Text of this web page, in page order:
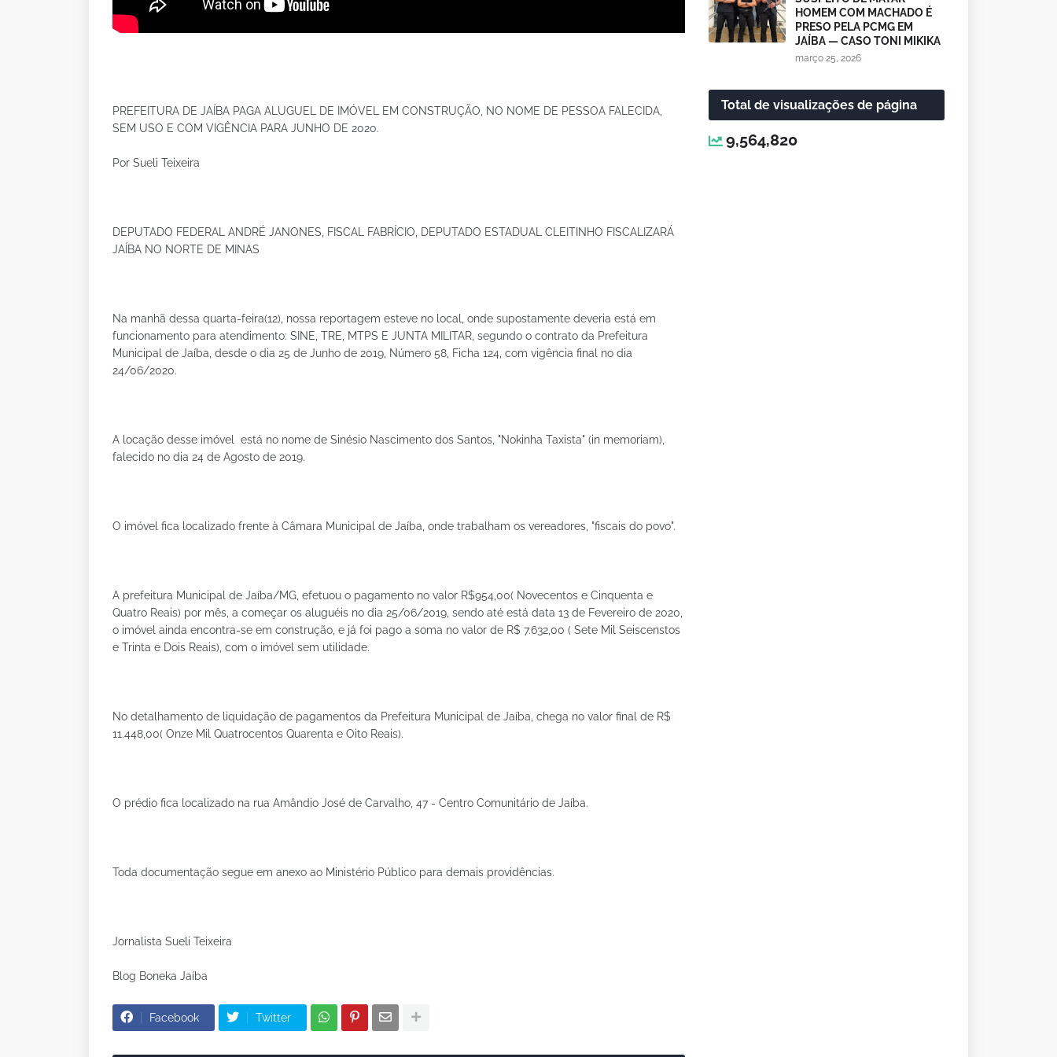
PREFEITURA DE JAÍBA PAGA ALUGUEL DE IMÓVEL EM CONSTRUÇÃO, NO NOME DE PESSOA FALECIDA,
SEM USO E COM VIGÊNCIA PARA JUNHO DE 2020.
Por Sueli Teixeira
DEPUTADO FEDERAL ANDRÉ JANONES, FISCAL FABRÍCIO, DEPUTADO ESTADUAL CLEITINHO FISCALIZARÁ
JAÍBA NO NORTE DE MINAS
Na manhã dessa quarta-feira(12), nossa reportagem esteve no local, onde supostamente deveria está em
funcionamento para atendimento: SINE, TRE, MTPS E JUNTA MILITAR, segundo o contrato da Prefeitura
Municipal de Jaíba, desde o dia 25 de Junho de 2019, Número 58, Ficha 124, com vigência final no dia
24/06/2020.
A locação desse imóvel está no nome de Sinésio Nascimento dos Santos, "Nokinha Taxista" (in memoriam),
falecido no dia 24 de Agosto de 2019.
O imóvel fica localizado frente à Câmara Municipal de Jaíba, onde trabalham os vereadores, "fiscais do povo".
A prefeitura Municipal de Jaíba/MG, efetuou o pagamento no valor R$954,00( Novecentos e Cinquenta e
Quatro Reais) por mês, a começar os aluguéis no dia 25/06/2019, sendo até está data 13 de Fevereiro de 2020,
o imóvel ainda encontra-se em construção, e já foi pago a soma no valor de R$ 7.632,00 ( Sete Mil Seiscenstos
e Trinta e Dois Reais), com o imóvel sem utilidade.
No detalhamento de liquidação de pagamentos da Prefeitura Municipal de Jaíba, chega no valor final de R$
11.448,00( Onze Mil Quatrocentos Quarenta e Oito Reais).
O prédio fica localizado na rua Amândio José de Carvalho, 47 - Centro Comunitário de Jaíba.
Toda documentação segue em anexo ao Ministério Público para demais providências.
Jornalista Sueli Teixeira
Blog Boneka Jaíba
Facebook Twitter
HOMEM COM MACHADO É
PRESO PELA PCMG EM
JAÍBA — CASO TONI MIKIKA
março 25, 2026
Total de visualizações de página
9,564,820